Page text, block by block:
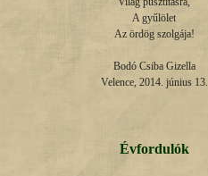
A gyűlölet
Az ördög szolgája!
Bodó Csiba Gizella
Velence, 2014. június 13.
Évfordulók